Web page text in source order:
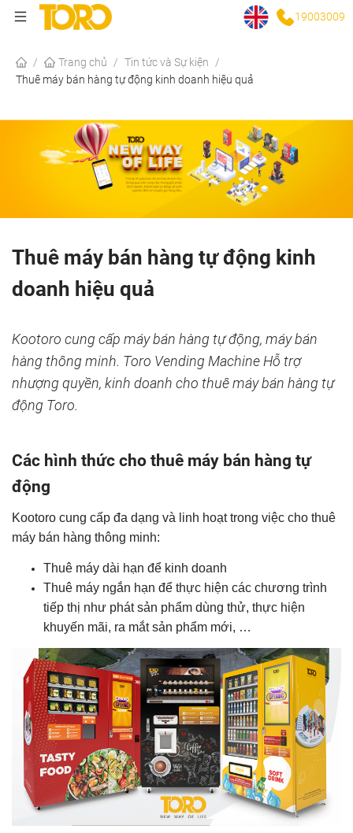
19003009
/ Trang chủ / Tin tức và Sự kiện
/
Thuê máy bán hàng tự động kinh doanh hiệu quả
Thuê máy bán hàng tự động kinh
doanh hiệu quả
Kootoro cung cấp máy bán hàng tự động, máy bán
hàng thông minh. Toro Vending Machine Hỗ trợ
nhượng quyền, kinh doanh cho thuê máy bán hàng tự
động Toro.
Các hình thức cho thuê máy bán hàng tự
động
Kootoro cung cấp đa dạng và linh hoạt trong việc cho thuê
máy bán hàng thông minh:
Thuê máy dài hạn để kinh doanh
Thuê máy ngắn hạn để thực hiện các chương trình
tiếp thị như phát sản phẩm dùng thử, thực hiện
khuyến mãi, ra mắt sản phẩm mới, …